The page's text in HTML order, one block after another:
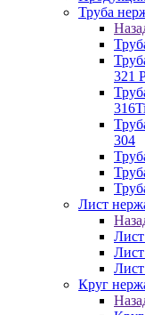
Труба
321
316Ti
304
Лист
Круг